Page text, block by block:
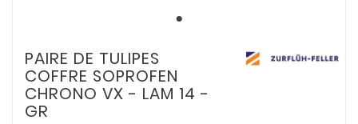
PAIRE DE TULIPES
COFFRE SOPROFEN
CHRONO VX - LAM 14 -
GR